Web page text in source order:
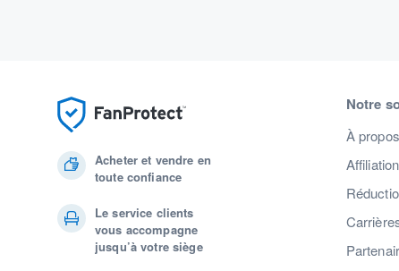
Acheter et vendre en
toute confiance
Le service clients
vous accompagne
jusqu’à votre siège
Notre
À
Affiliation